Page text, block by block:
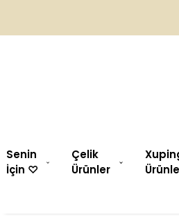
Senin
İçin ♡︎
Çelik
Ürünler